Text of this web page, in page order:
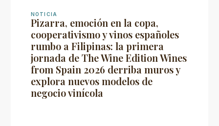
NOTICIA
Pizarra, emoción en la copa,
cooperativismo y vinos españoles
rumbo a Filipinas: la primera
jornada de The Wine Edition Wines
from Spain 2026 derriba muros y
explora nuevos modelos de
negocio vinícola